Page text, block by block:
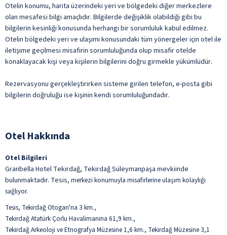
Otelin konumu, harita üzerindeki yeri ve bölgedeki diğer merkezlere
olan mesafesi bilgi amaçlıdır. Bilgilerde değişiklik olabildiği gibi bu
bilgilerin kesinliği konusunda herhangi bir sorumluluk kabul edilmez.
Otelin bölgedeki yeri ve ulaşımı konusundaki tüm yönergeler için otel ile
iletişime geçilmesi misafirin sorumluluğunda olup misafir otelde
konaklayacak kişi veya kişilerin bilgilerini doğru girmekle yükümlüdür.
Rezervasyonu gerçekleştirirken sisteme girilen telefon, e-posta gibi
bilgilerin doğruluğu ise kişinin kendi sorumluluğundadır.
Otel Hakkında
Otel Bilgileri
Granbella Hotel Tekirdağ, Tekirdağ Süleymanpaşa mevkiinde
bulunmaktadır. Tesis, merkezi konumuyla misafirlerine ulaşım kolaylığı
sağlıyor.
Tesis, Tekirdağ Otogarı'na 3 km.,
Tekirdağ Atatürk Çorlu Havalimanına 61,9 km.,
Tekirdağ Arkeoloji ve Etnografya Müzesine 1,6 km., Tekirdağ Müzesine 3,1